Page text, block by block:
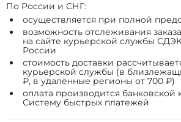
По России и СНГ:
осуществляется при полной
возможность отслеживания
на сайте курьерской службы
России
стоимость доставки
курьерской службы (в
₽, в удалённые регионы от 700 ₽)
оплата производится банковской
Систему быстрых платежей